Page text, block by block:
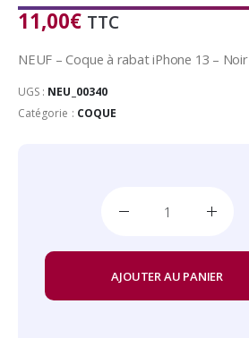
11,00€ TTC
NEUF – Coque à rabat iPhone 13 – Noir
UGS : NEU_00340
Catégorie : COQUE
AJOUTER AU PANIER